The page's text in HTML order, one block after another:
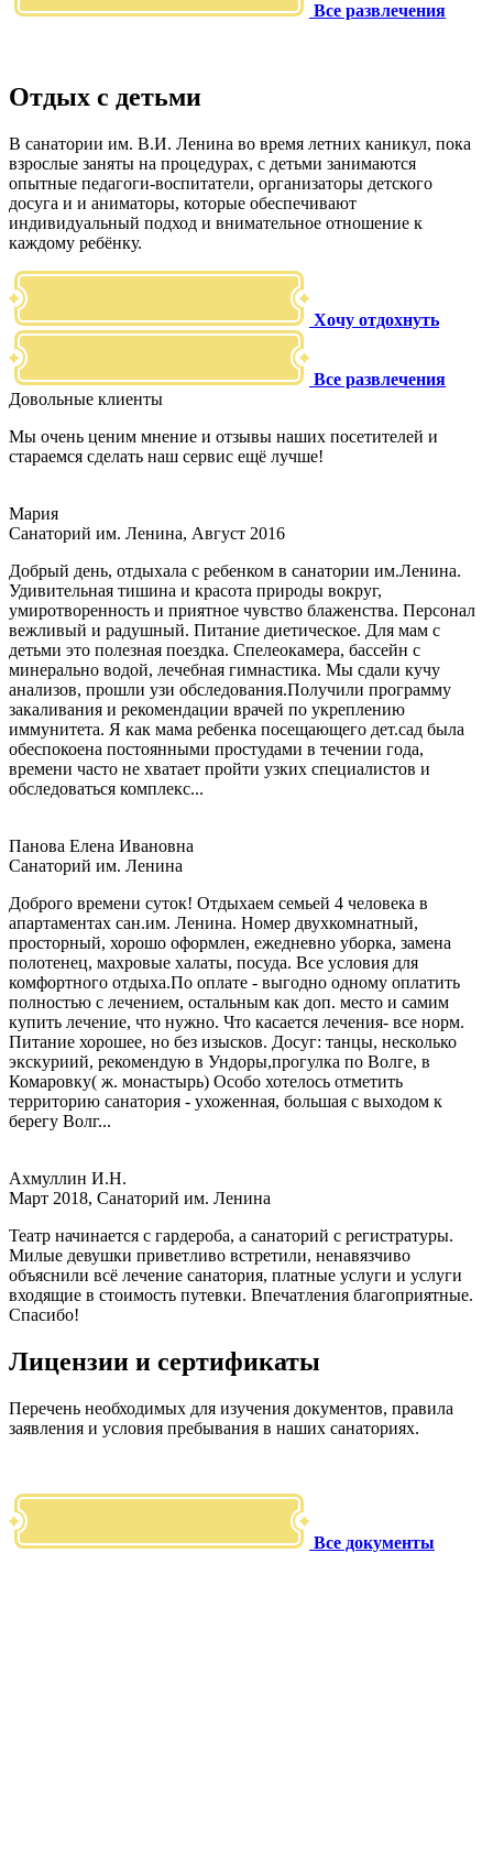
Все развлечения
Отдых с детьми
В санатории им. В.И. Ленина во время летних каникул, пока
взрослые заняты на процедурах, с детьми занимаются
опытные педагоги-воспитатели, организаторы детского
досуга и и аниматоры, которые обеспечивают
индивидуальный подход и внимательное отношение к
каждому ребёнку.
Хочу отдохнуть
Все развлечения
Довольные клиенты
Мы очень ценим мнение и отзывы наших посетителей и
стараемся сделать наш сервис ещё лучше!
Мария
Санаторий им. Ленина, Август 2016
Добрый день, отдыхала с ребенком в санатории им.Ленина.
Удивительная тишина и красота природы вокруг,
умиротворенность и приятное чувство блаженства. Персонал
вежливый и радушный. Питание диетическое. Для мам с
детьми это полезная поездка. Спелеокамера, бассейн с
минерально водой, лечебная гимнастика. Мы сдали кучу
анализов, прошли узи обследования.Получили программу
закаливания и рекомендации врачей по укреплению
иммунитета. Я как мама ребенка посещающего дет.сад была
обеспокоена постоянными простудами в течении года,
времени часто не хватает пройти узких специалистов и
обследоваться комплекс...
Панова Елена Ивановна
Санаторий им. Ленина
Доброго времени суток! Отдыхаем семьей 4 человека в
апартаментах сан.им. Ленина. Номер двухкомнатный,
просторный, хорошо оформлен, ежедневно уборка, замена
полотенец, махровые халаты, посуда. Все условия для
комфортного отдыха.По оплате - выгодно одному оплатить
полностью с лечением, остальным как доп. место и самим
купить лечение, что нужно. Что касается лечения- все норм.
Питание хорошее, но без изысков. Досуг: танцы, несколько
экскуриий, рекомендую в Ундоры,прогулка по Волге, в
Комаровку( ж. монастырь) Особо хотелось отметить
территорию санатория - ухоженная, большая с выходом к
берегу Волг...
Ахмуллин И.Н.
Март 2018, Санаторий им. Ленина
Театр начинается с гардероба, а санаторий с регистратуры.
Милые девушки приветливо встретили, ненавязчиво
объяснили всё лечение санатория, платные услуги и услуги
входящие в стоимость путевки. Впечатления благоприятные.
Спасибо!
Лицензии и сертификаты
Перечень необходимых для изучения документов, правила
заявления и условия пребывания в наших санаториях.
Все документы